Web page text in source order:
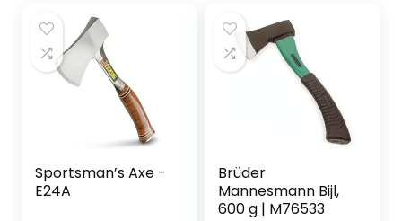
Sportsman’s Axe -
E24A
Brüder
Mannesmann Bijl,
600 g | M76533